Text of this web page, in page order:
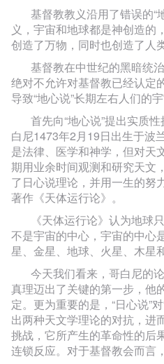
基督教教义沿用了错误的“
义，宇宙和地球都是神创造的
创造了万物，同时也创造了人类
基督教在中世纪的黑暗统
绝对不允许对基督教已经认定
导致“地心说”长期左右人们的
首先向“地心说”提出实质
白尼1473年2月19日出生于波
是法律、医学和神学，但对天
期用业余时间观测和研究天文
了日心说理论，并用一生的努
著作《天体运行论》。
《天体运行论》认为地球
不是宇宙的中心，宇宙的中心
星、金星、地球、火星、木星
今天我们看来，哥白尼的
真理迈出了关键的第一步，他
定。更为重要的是，“日心说”
出两种天文学理论的对抗，进
挑战，它所产生的革命性的后
连锁反应。对于基督教会而言